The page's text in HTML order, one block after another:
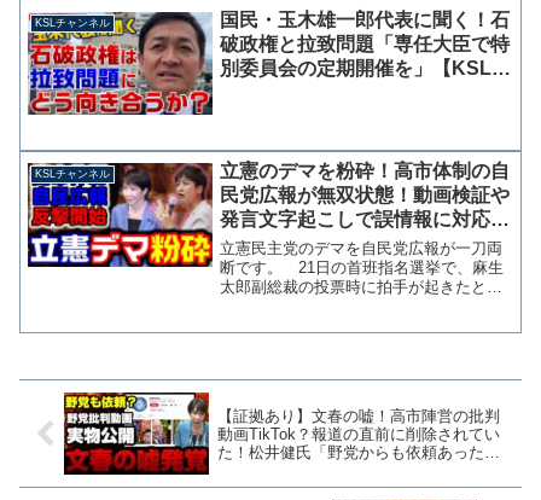
通知した件についてコメントしていま
す。共産党は文科省判断...
KSLチャンネル
国民・玉木雄一郎代表に聞く！石
破政権と拉致問題「専任大臣で特
別委員会の定期開催を」【KSLチ
KSLチャンネル
立憲のデマを粉砕！高市体制の自
民党広報が無双状態！動画検証や
発言文字起こしで誤情報に対応
【KSLチャンネル】
立憲民主党のデマを自民党広報が一刀両
断です。 21日の首班指名選挙で、麻生
太郎副総裁の投票時に拍手が起きたとし
【証拠あり】文春の嘘！高市陣営の批判
動画TikTok？報道の直前に削除されてい
た！松井健氏「野党からも依頼あった」